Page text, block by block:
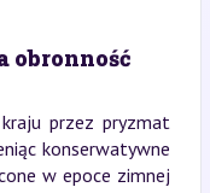
obronność
przez pryzmat
konserwatywne
w epoce zimnej